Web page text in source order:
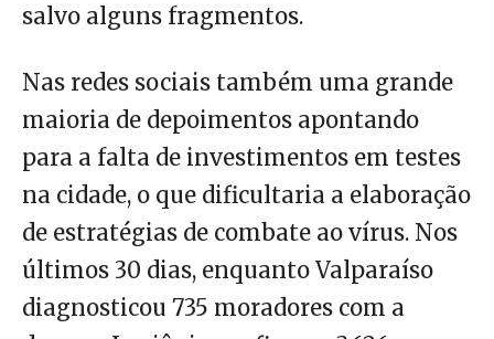
salvo alguns fragmentos.
Nas redes sociais também uma grande
maioria de depoimentos apontando
para a falta de investimentos em testes
na cidade, o que dificultaria a elaboração
de estratégias de combate ao vírus. Nos
últimos 30 dias, enquanto Valparaíso
diagnosticou 735 moradores com a